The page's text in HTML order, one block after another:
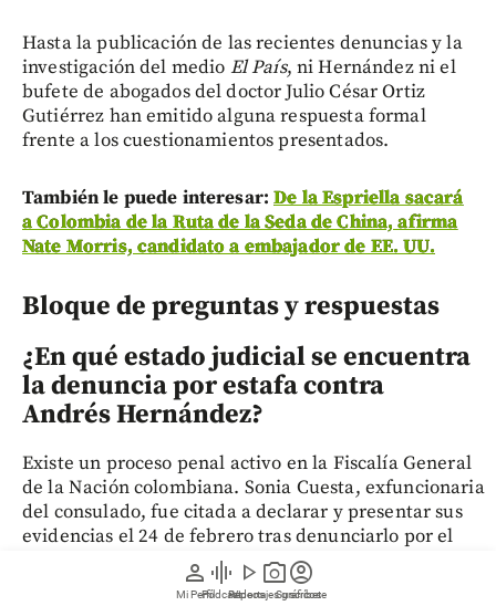
person
Mi Perfil
graphic_eq
Pódcast
play_arrow
Videos
photo_camera
Reportajes gráficos
account_circle
Suscríbete
Hasta la publicación de las recientes denuncias y la
investigación del medio El País, ni Hernández ni el
bufete de abogados del doctor Julio César Ortiz
Gutiérrez han emitido alguna respuesta formal
frente a los cuestionamientos presentados.
También le puede interesar:De la Espriella sacará
a Colombia de la Ruta de la Seda de China, afirma
Nate Morris, candidato a embajador de EE. UU.
Bloque de preguntas y respuestas
¿En qué estado judicial se encuentra
la denuncia por estafa contra
Andrés Hernández?
Existe un proceso penal activo en la Fiscalía General
de la Nación colombiana. Sonia Cuesta, exfuncionaria
del consulado, fue citada a declarar y presentar sus
evidencias el 24 de febrero tras denunciarlo por el
presunto apoderamiento de 20 millones de pesos
colombianos correspondientes a sus ahorros de